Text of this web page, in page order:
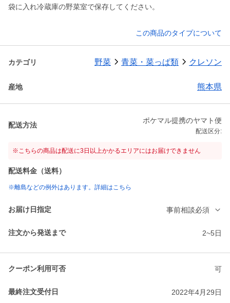
袋に入れ冷蔵庫の野菜室で保存してください。
この商品のタイプについて
カテゴリ 野菜 青菜・菜っぱ類 クレソン
産地 熊本県
配送方法
ポケマル提携のヤマト便
配送区分:
※こちらの商品は配送に3日以上かかるエリアにはお届けできません
配送料金（送料）
※離島などの例外はあります。詳細はこちら
お届け日指定 事前相談必須
注文から発送まで 2~5日
クーポン利用可否 可
最終注文受付日 2022年4月29日